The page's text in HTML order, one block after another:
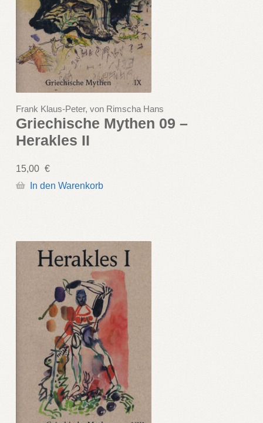
Frank Klaus-Peter, von Rimscha Hans
Griechische Mythen 09 –
Herakles II
15,00 €
In den Warenkorb